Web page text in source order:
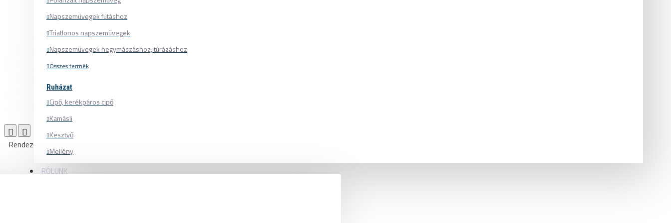
Napszemüvegek futáshoz
Triatlonos napszemüvegek
Napszemüvegek hegymászáshoz, túrázáshoz
Összes termék
Ruházat
Cipő, kerékpáros cipő
Kamásli
Kesztyű
Mellény
Mez
RÓLUNK
Termék összehasonlítás
Rendezés: